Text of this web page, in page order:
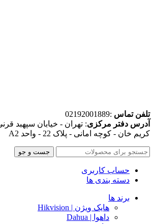
تلفن تماس :02192001889
آدرس دفتر مرکزی: تهران - خیابان سپهبد
کریم خان - کوچه امانی - پلاک 22 - واحد A2
جست و جو
حساب کاربری
دسته بندی ها
برند ها
هایک ویژن | Hikvision
داهوا | Dahua